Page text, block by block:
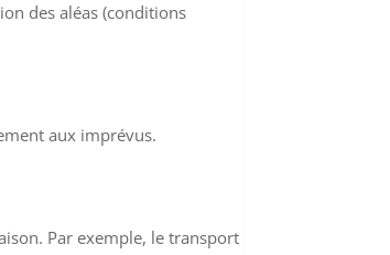
des aléas (conditions
aux imprévus.
Par exemple, le transport